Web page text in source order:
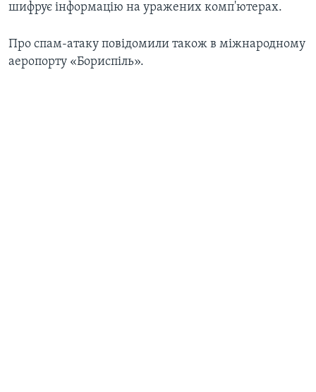
шифрує інформацію на уражених комп'ютерах.
​Про спам-атаку повідомили також в міжнародному
аеропорту «Бориспіль».